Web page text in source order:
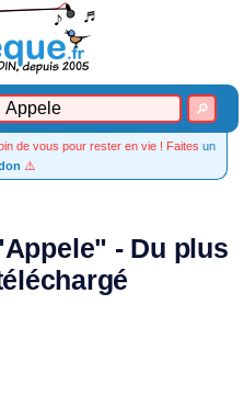
de vous pour rester en vie ! Faites un
⚠️
- Du plus